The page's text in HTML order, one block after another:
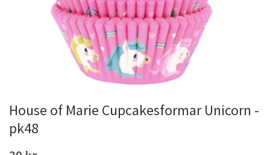
House of Marie Cupcakesformar Unicorn -
pk48